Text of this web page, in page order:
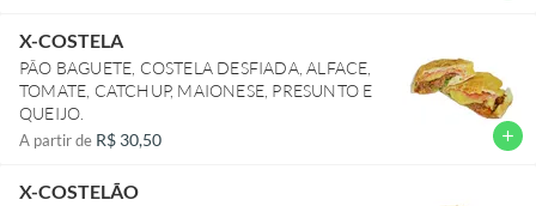
X-COSTELA
PÃO BAGUETE, COSTELA DESFIADA, ALFACE,
TOMATE, CATCHUP, MAIONESE, PRESUNTO E
QUEIJO.
A partir de R$ 30,50 add
X-COSTELÃO